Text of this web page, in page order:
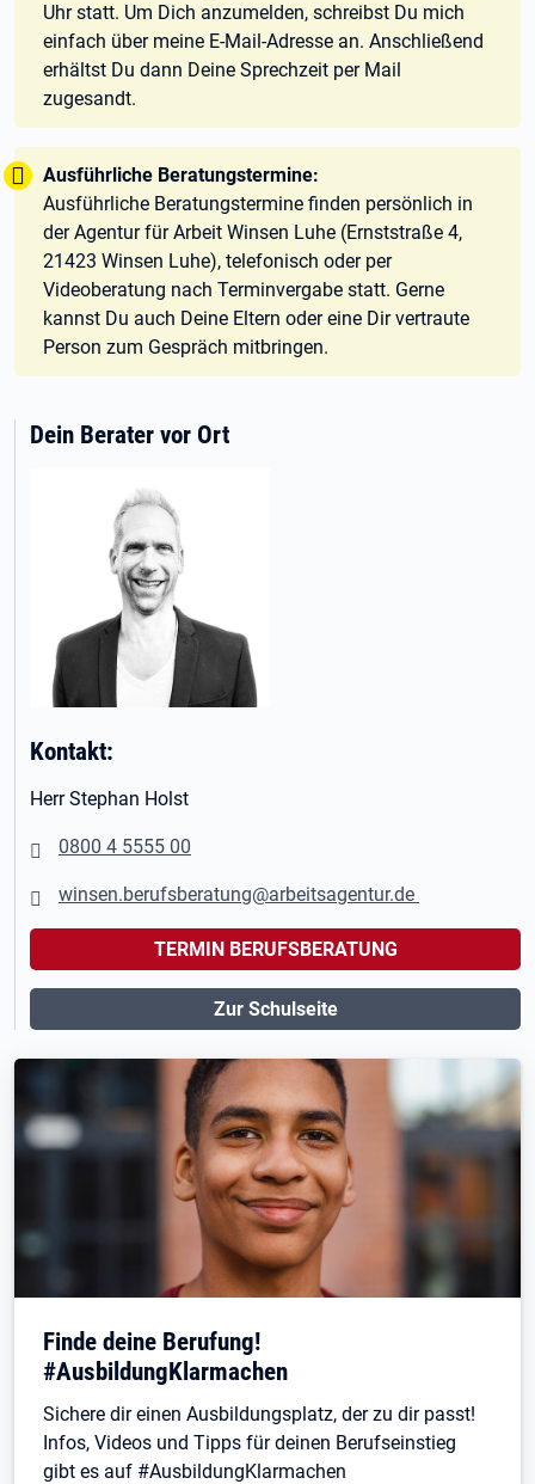
Uhr statt. Um Dich anzumelden, schreibst Du mich
einfach über meine E-Mail-Adresse an. Anschließend
erhältst Du dann Deine Sprechzeit per Mail
zugesandt.
Tipp:
Ausführliche Beratungstermine:
Ausführliche Beratungstermine finden persönlich in
der Agentur für Arbeit Winsen Luhe (Ernststraße 4,
21423 Winsen Luhe), telefonisch oder per
Videoberatung nach Terminvergabe statt. Gerne
kannst Du auch Deine Eltern oder eine Dir vertraute
Person zum Gespräch mitbringen.
Dein Berater vor Ort
Kontakt:
Herr Stephan Holst
0800 4 5555 00
winsen.berufsberatung@arbeitsagentur.de
TERMIN BERUFSBERATUNG
Zur Schulseite
Finde deine Berufung!
#AusbildungKlarmachen
Sichere dir einen Ausbildungsplatz, der zu dir passt!
Infos, Videos und Tipps für deinen Berufseinstieg
gibt es auf #AusbildungKlarmachen